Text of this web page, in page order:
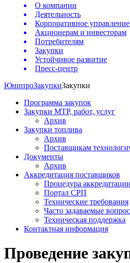
О компании
Деятельность
Корпоративное управление
Акционерам и инвесторам
Потребителям
Закупки
Устойчивое развитие
Пресс-центр
ЮнипроЗакупкиЗакупки
Программа закупок
Закупки МТР, работ, услуг
Архив
Закупки топлива
Архив
Поставщикам
Документы
Архив
Аккредитация поставщиков
Процедура аккредитации
Портал СРП
Технические требования
Часто задаваемые
Техническая поддержка
Контактная информация
Проведение